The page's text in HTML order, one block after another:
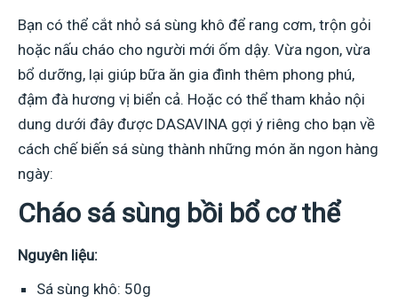
Bạn có thể cắt nhỏ sá sùng khô để rang cơm, trộn gỏi
hoặc nấu cháo cho người mới ốm dậy. Vừa ngon, vừa
bổ dưỡng, lại giúp bữa ăn gia đình thêm phong phú,
đậm đà hương vị biển cả. Hoặc có thể tham khảo nội
dung dưới đây được DASAVINA gợi ý riêng cho bạn về
cách chế biến sá sùng thành những món ăn ngon hàng
ngày:
Cháo sá sùng bồi bổ cơ thể
Nguyên liệu:
Sá sùng khô: 50g